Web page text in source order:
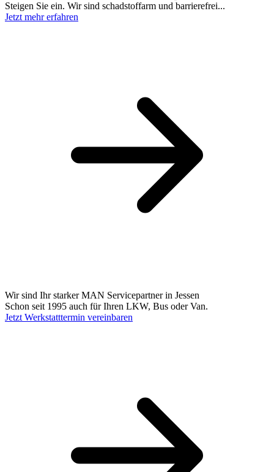
Steigen Sie ein. Wir sind schadstoffarm und barrierefrei...
Jetzt mehr erfahren
Wir sind Ihr starker MAN Servicepartner in Jessen
Schon seit 1995 auch für Ihren LKW, Bus oder Van.
Jetzt Werkstatttermin vereinbaren